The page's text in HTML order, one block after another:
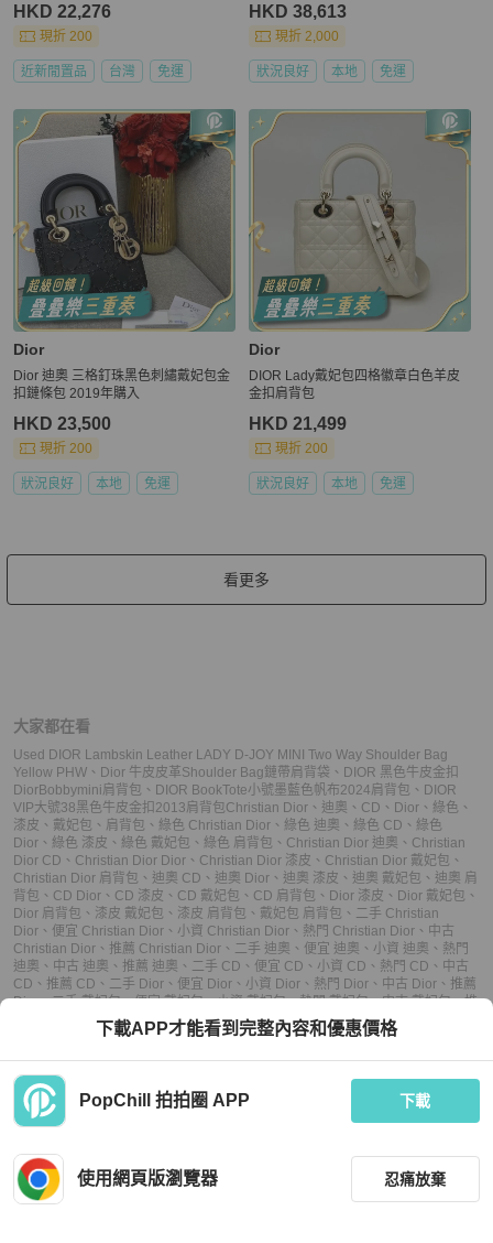
HKD 22,276
現折 200
近新閒置品 台灣 免運
HKD 38,613
現折 2,000
狀況良好 本地 免運
Dior
Dior 迪奧 三格釘珠黑色刺繡戴妃包金
扣鏈條包 2019年購入
HKD 23,500
現折 200
狀況良好 本地 免運
Dior
DIOR Lady戴妃包四格徽章白色羊皮
金扣肩背包
HKD 21,499
現折 200
狀況良好 本地 免運
看更多
大家都在看
Used DIOR Lambskin Leather LADY D-JOY MINI Two Way Shoulder Bag
Yellow PHW 、 Dior 牛皮皮革Shoulder Bag鏈帶肩背袋 、 DIOR 黑色牛皮金扣
DiorBobbymini肩背包 、 DIOR BookTote小號墨藍色帆布2024肩背包 、 DIOR
VIP大號38黑色牛皮金扣2013肩背包 Christian Dior 、 迪奧 、 CD 、 Dior 、 綠色 、
漆皮 、 戴妃包 、 肩背包 、 綠色 Christian Dior 、 綠色 迪奧 、 綠色 CD 、 綠色
Dior 、 綠色 漆皮 、 綠色 戴妃包 、 綠色 肩背包 、 Christian Dior 迪奧 、 Christian
Dior CD 、 Christian Dior Dior 、 Christian Dior 漆皮 、 Christian Dior 戴妃包 、
Christian Dior 肩背包 、 迪奧 CD 、 迪奧 Dior 、 迪奧 漆皮 、 迪奧 戴妃包 、 迪奧 肩
背包 、 CD Dior 、 CD 漆皮 、 CD 戴妃包 、 CD 肩背包 、 Dior 漆皮 、 Dior 戴妃包 、
Dior 肩背包 、 漆皮 戴妃包 、 漆皮 肩背包 、 戴妃包 肩背包 、 二手 Christian
Dior 、 便宜 Christian Dior 、 小資 Christian Dior 、 熱門 Christian Dior 、 中古
Christian Dior 、 推薦 Christian Dior 、 二手 迪奧 、 便宜 迪奧 、 小資 迪奧 、 熱門
迪奧 、 中古 迪奧 、 推薦 迪奧 、 二手 CD 、 便宜 CD 、 小資 CD 、 熱門 CD 、 中古
CD 、 推薦 CD 、 二手 Dior 、 便宜 Dior 、 小資 Dior 、 熱門 Dior 、 中古 Dior 、 推薦
Dior、二手 戴妃包、便宜 戴妃包、小資 戴妃包、熱門 戴妃包、中古 戴妃包、推
二手 肩背包、便宜 肩背包、小資 肩背包、熱門 肩背包
推薦 肩背包下載APP才能看到完整內容和優惠價格
PopChill 拍拍圈 APP 下載
使用網頁版瀏覽器 忍痛放棄